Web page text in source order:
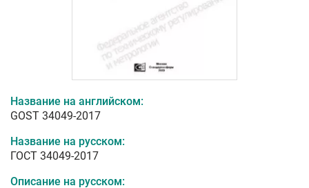
Название на английском:
GOST 34049-2017
Название на русском:
ГОСТ 34049-2017
Описание на русском: